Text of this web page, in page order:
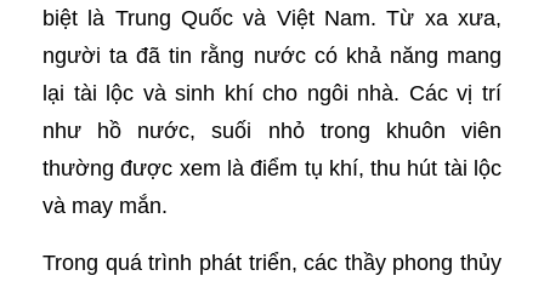
biệt là Trung Quốc và Việt Nam. Từ xa xưa,
người ta đã tin rằng nước có khả năng mang
lại tài lộc và sinh khí cho ngôi nhà. Các vị trí
như hồ nước, suối nhỏ trong khuôn viên
thường được xem là điểm tụ khí, thu hút tài lộc
và may mắn.
Trong quá trình phát triển, các thầy phong thủy